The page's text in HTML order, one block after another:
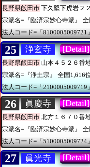
長野県飯田市 下久堅下虎岩２
宗派名=『臨済宗妙心寺派』
全
法人コード=「8100005009721
25 浄玄寺 [Detail]
長野県飯田市 山本４５２６番
宗派名=『浄土宗』
全国1,616
法人コード=「2100005009719
26 眞慶寺 [Detail]
長野県飯田市 北方１６７０番
宗派名=『臨済宗妙心寺派』
全
法人コード=「5100005009724
27 眞光寺 [Detail]